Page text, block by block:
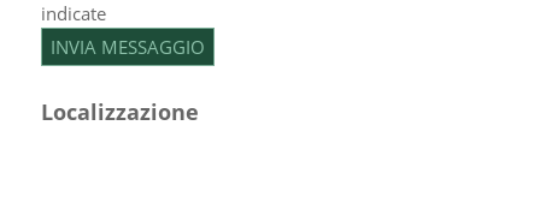
indicate
Localizzazione